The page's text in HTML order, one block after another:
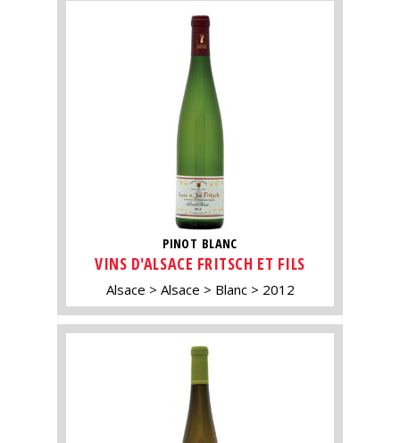
PINOT BLANC
VINS D'ALSACE FRITSCH ET FILS
Alsace Alsace Blanc 2012